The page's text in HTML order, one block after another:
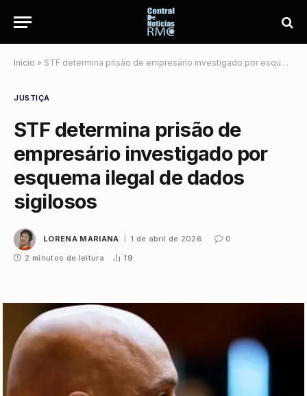
Início » STF determina prisão de empresário investigado por esquema ilegal de dados sigilosos
JUSTIÇA
STF determina prisão de
empresário investigado por
esquema ilegal de dados
sigilosos
LORENA MARIANA 1 de abril de 2026
0
2 minutos de leitura
19